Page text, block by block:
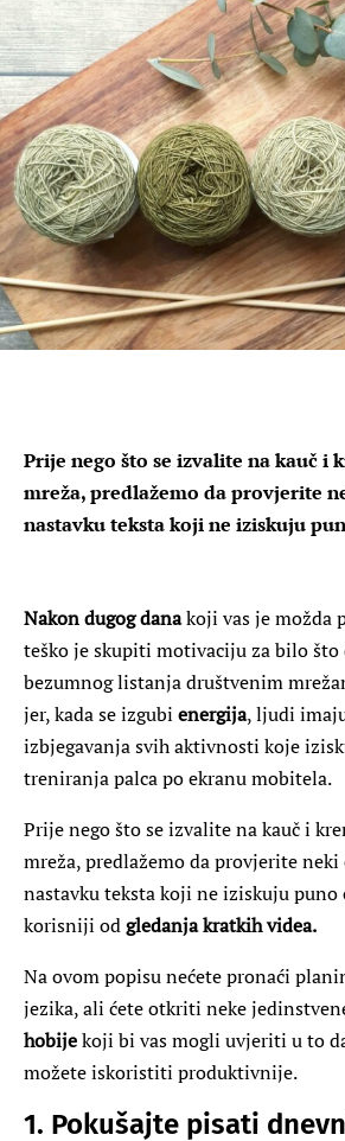
Prije nego što se izvalite na kauč i
mreža, predlažemo da provjerite
nastavku teksta koji ne iziskuju
Nakon dugog danakoji vas je možda
teško je skupiti motivaciju za bilo što
bezumnog listanja društvenim
jer, kada se izgubi energija, ljudi
izbjegavanja svih aktivnosti koje
treniranja palca po ekranu mobitela.
Prije nego što se izvalite na kauč i
mreža, predlažemo da provjerite
nastavku teksta koji ne iziskuju puno
korisniji odgledanja kratkih videa.
Na ovom popisu nećete pronaći
jezika, ali ćete otkriti neke
hobijekoji bi vas mogli uvjeriti u to
možete iskoristiti produktivnije.
1. Pokušajte pisati